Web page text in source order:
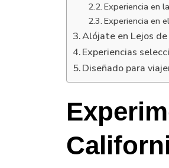
Experiencia en
Experiencia en
Alójate en Lejos
Experiencias
Diseñado para